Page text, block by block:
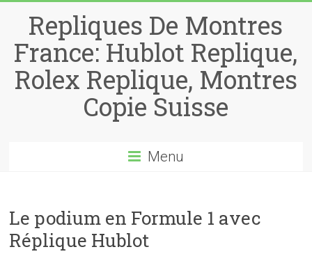
Repliques De Montres
France: Hublot Replique,
Rolex Replique, Montres
Copie Suisse
Menu
Le podium en Formule 1 avec
Réplique Hublot